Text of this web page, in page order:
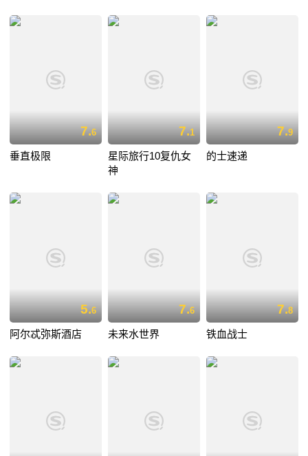
7.6
垂直极限
7.1
星际旅行10复仇女
神
7.9
的士速递
5.6
阿尔忒弥斯酒店
7.6
未来水世界
7.8
铁血战士